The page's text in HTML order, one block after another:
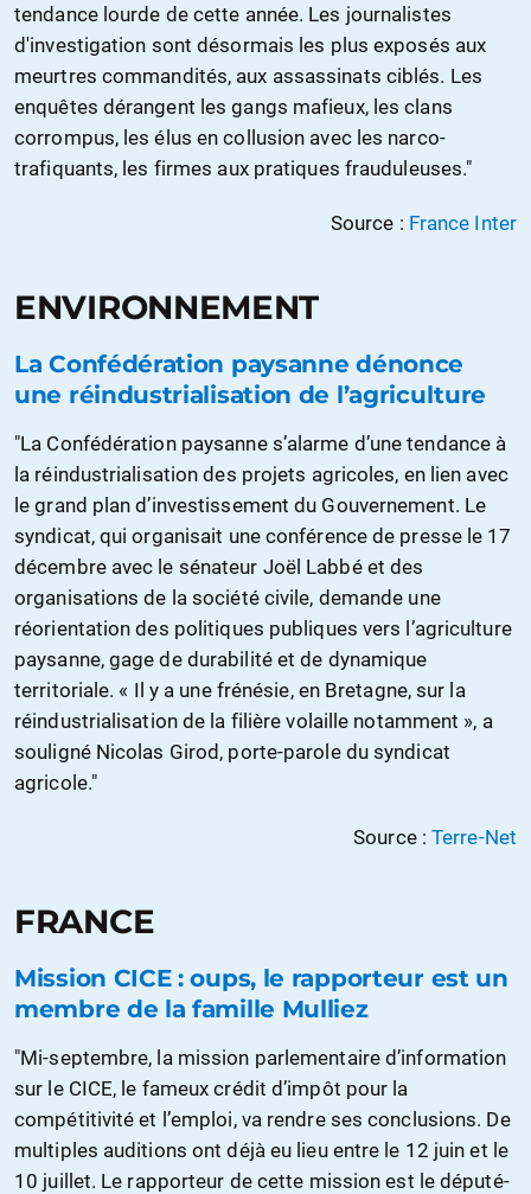
tendance lourde de cette année. Les journalistes
d'investigation sont désormais les plus exposés aux
meurtres commandités, aux assassinats ciblés. Les
enquêtes dérangent les gangs mafieux, les clans
corrompus, les élus en collusion avec les narco-
trafiquants, les firmes aux pratiques frauduleuses."
Source : France Inter
ENVIRONNEMENT
La Confédération paysanne dénonce
une réindustrialisation de l’agriculture
"La Confédération paysanne s’alarme d’une tendance à
la réindustrialisation des projets agricoles, en lien avec
le grand plan d’investissement du Gouvernement. Le
syndicat, qui organisait une conférence de presse le 17
décembre avec le sénateur Joël Labbé et des
organisations de la société civile, demande une
réorientation des politiques publiques vers l’agriculture
paysanne, gage de durabilité et de dynamique
territoriale. « Il y a une frénésie, en Bretagne, sur la
réindustrialisation de la filière volaille notamment », a
souligné Nicolas Girod, porte-parole du syndicat
agricole."
Source :Terre-Net
FRANCE
Mission CICE : oups, le rapporteur est un
membre de la famille Mulliez
"Mi-septembre, la mission parlementaire d’information
sur le CICE, le fameux crédit d’impôt pour la
compétitivité et l’emploi, va rendre ses conclusions. De
multiples auditions ont déjà eu lieu entre le 12 juin et le
10 juillet. Le rapporteur de cette mission est le député-